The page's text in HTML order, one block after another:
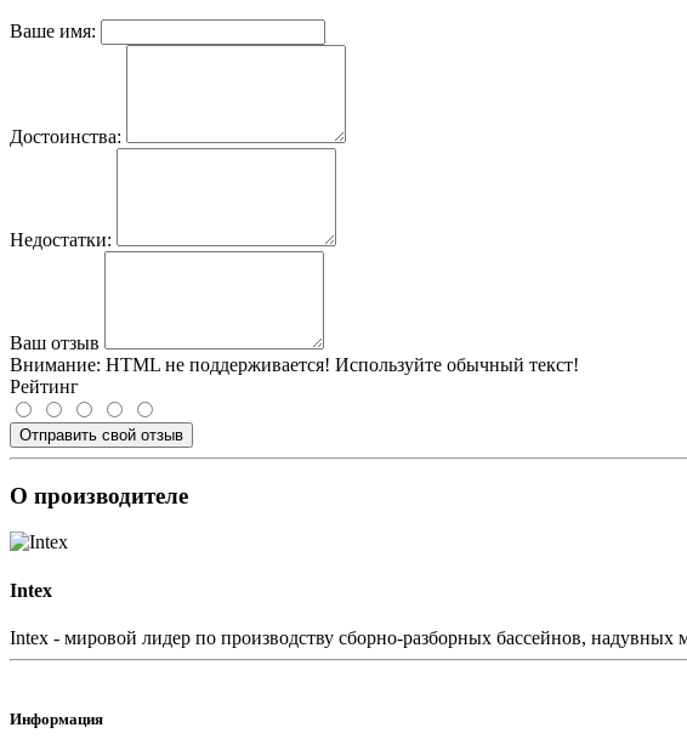
Ваше имя:
Достоинства:
Недостатки:
Ваш отзыв
Внимание: HTML не поддерживается! Используйте обычный текст!
Рейтинг
Отправить свой отзыв
О производителе
Intex
Intex - мировой лидер по производству сборно-разборных бассейнов,
Информация